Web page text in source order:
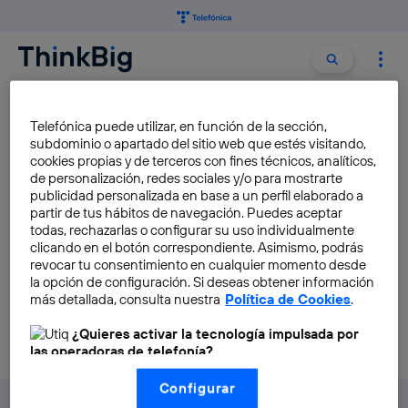
Buscar
LLUVIA ARTIFICIAL
El plan de China para generar
lluvia en las regiones áridas
Antonio Sabán
Telefónica puede utilizar, en función de la sección,
subdominio o apartado del sitio web que estés visitando,
cookies propias y de terceros con fines técnicos, analíticos,
de personalización, redes sociales y/o para mostrarte
publicidad personalizada en base a un perfil elaborado a
partir de tus hábitos de navegación. Puedes aceptar
todas, rechazarlas o configurar su uso individualmente
clicando en el botón correspondiente. Asimismo, podrás
revocar tu consentimiento en cualquier momento desde
la opción de configuración. Si deseas obtener información
más detallada, consulta nuestra Política de Cookies.
¿Quieres activar la tecnología impulsada por
las operadoras de telefonía?
Nosotros, Telefónica S.A., utilizamos la tecnología Utiq para
realizar nuestras acciones de marketing digital o análisis
Configurar